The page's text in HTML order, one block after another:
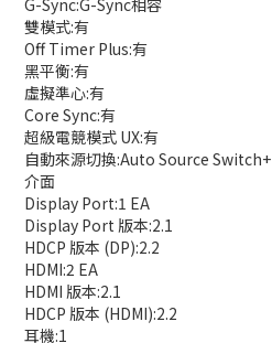
雙模式:有
Off Timer Plus:有
黑平衡:有
虛擬準心:有
Core Sync:有
超級電競模式 UX:有
自動來源切換:Auto Source Switch+
介面
Display Port:1 EA
Display Port 版本:2.1
HDCP 版本 (DP):2.2
HDMI:2 EA
HDMI 版本:2.1
HDCP 版本 (HDMI):2.2
耳機:1